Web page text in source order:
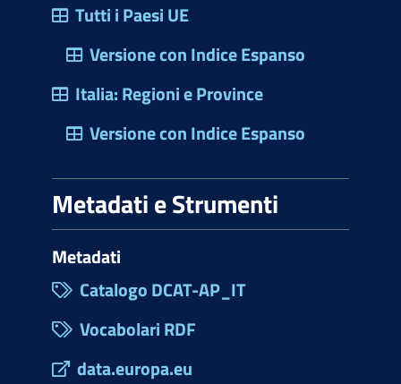
Tutti i Paesi UE
Versione con Indice Espanso
Italia: Regioni e Province
Versione con Indice Espanso
Metadati e Strumenti
Metadati
Catalogo DCAT-AP_IT
Vocabolari RDF
data.europa.eu